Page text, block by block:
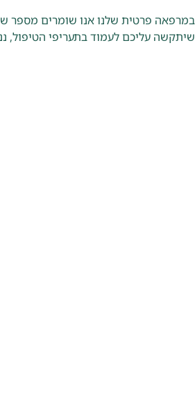
במרפאה פרטית שלנו אנו שומרים מספר
שיתקשה עליכם לעמוד בתעריפי הטיפול,